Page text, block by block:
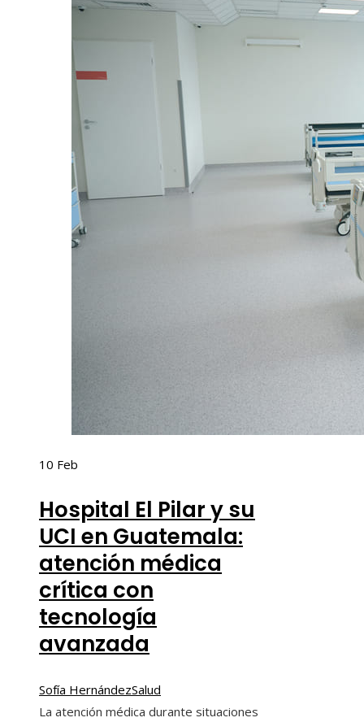
10 Feb
Hospital El Pilar y su
UCI en Guatemala:
atención médica
crítica con
tecnología
avanzada
Sofía HernándezSalud
La atención médica durante situaciones